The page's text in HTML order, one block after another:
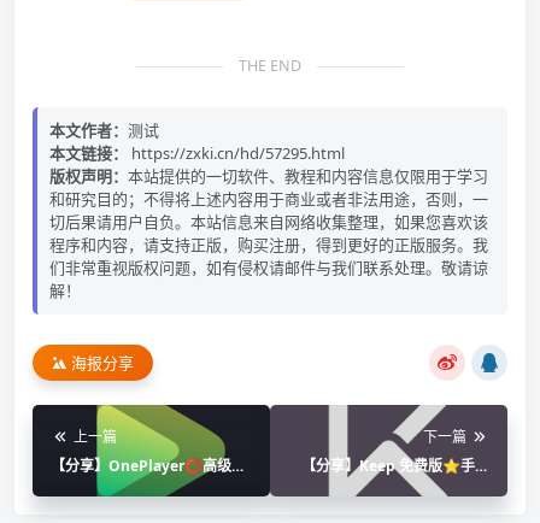
THE END
本文作者： 测试
本文链接：
https://zxki.cn/hd/57295.html
版权声明： 本站提供的一切软件、教程和内容信息仅限用于学习
和研究目的；不得将上述内容用于商业或者非法用途，否则，一
切后果请用户自负。本站信息来自网络收集整理，如果您喜欢该
程序和内容，请支持正版，购买注册，得到更好的正版服务。我
们非常重视版权问题，如有侵权请邮件与我们联系处理。敬请谅
解！
海报分享
上一篇
【分享】OnePlayer⭕高级播
放器什么都能播⭕解锁会员版
下一篇
【分享】Keep 免费版⭐手机
电视都可用 专业健身软件⭐